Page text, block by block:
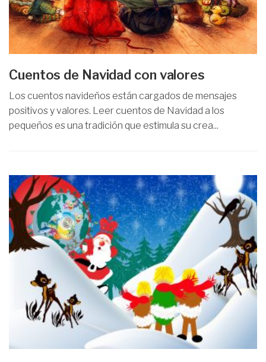
Cuentos de Navidad con valores
Los cuentos navideños están cargados de mensajes
positivos y valores. Leer cuentos de Navidad a los
pequeños es una tradición que estimula su crea...